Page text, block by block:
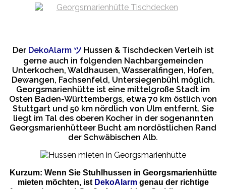
Der DekoAlarm ツ Hussen & Tischdecken Verleih ist
gerne auch in folgenden Nachbargemeinden
Unterkochen, Waldhausen, Wasseralfingen, Hofen,
Dewangen, Fachsenfeld, Untersiegenbühl möglich.
Georgsmarienhütte ist eine mittelgroße Stadt im
Osten Baden-Württembergs, etwa 70 km östlich von
Stuttgart und 50 km nördlich von Ulm entfernt. Sie
liegt im Tal des oberen Kocher in der sogenannten
Georgsmarienhütteer Bucht am nordöstlichen Rand
der Schwäbischen Alb.
Kurzum: Wenn Sie Stuhlhussen in Georgsmarienhütte
mieten möchten, ist DekoAlarmgenau der richtige